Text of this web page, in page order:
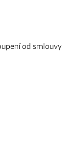
od smlouvy